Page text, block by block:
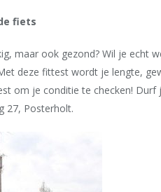
fiets
maar ook gezond? Wil je echt
deze fittest wordt je lengte,
om je conditie te checken!
27, Posterholt.